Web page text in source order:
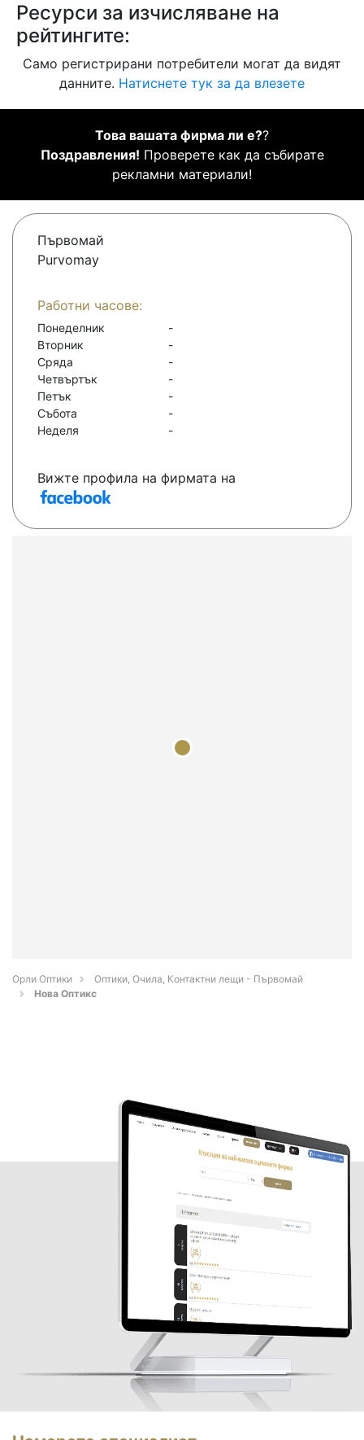
Ресурси за изчисляване на
рейтингите:
Само регистрирани потребители могат да видят
данните. Натиснете тук за да влезете
Това вашата фирма ли е??
Поздравления! Проверете как да събирате
рекламни материали!
Първомай
Purvomay
Работни часове:
Понеделник
-
Вторник
-
Сряда
-
Четвъртък
-
Петък
-
Събота
-
Неделя
-
Вижте профила на фирмата на
Орли Оптики
Оптики, Очила, Контактни лещи - Първомай
Нова Оптикс